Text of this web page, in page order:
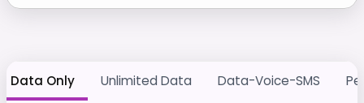
Data Only Unlimited Data Data-Voice-SMS